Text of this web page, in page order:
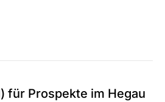
für Prospekte im Hegau